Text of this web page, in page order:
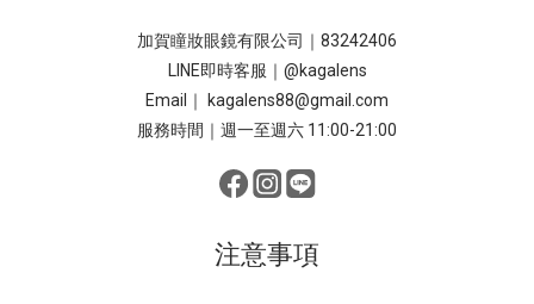
加賀瞳妝眼鏡有限公司｜83242406
LINE即時客服｜ @kagalens
Email｜ kagalens88@gmail.com
服務時間｜週一至週六 11:00-21:00
注意事項